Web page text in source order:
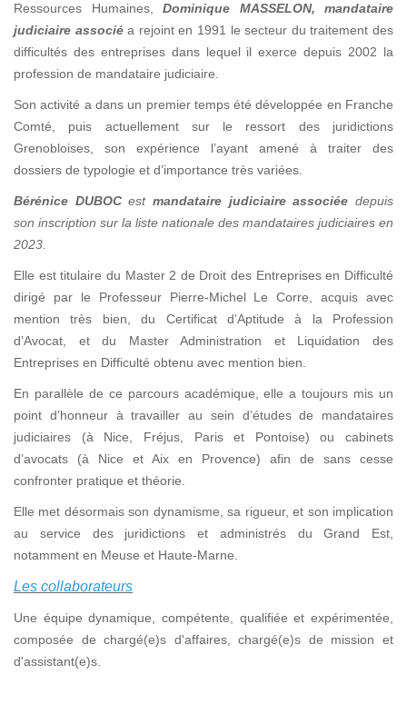
Ressources Humaines, Dominique MASSELON, mandataire
judiciaire associéa rejoint en 1991 le secteur du traitement des
difficultés des entreprises dans lequel il exerce depuis 2002 la
profession de mandataire judiciaire.
Son activité a dans un premier temps été développée en Franche
Comté, puis actuellement sur le ressort des juridictions
Grenobloises, son expérience l’ayant amené à traiter des
dossiers de typologie et d’importance très variées.
Bérénice DUBOCestmandataire judiciaire associée depuis
son inscription sur la liste nationale des mandataires judiciaires en
2023.
Elle est titulaire du Master 2 de Droit des Entreprises en Difficulté
dirigé par le Professeur Pierre-Michel Le Corre, acquis avec
mention très bien, du Certificat d’Aptitude à la Profession
d’Avocat, et du Master Administration et Liquidation des
Entreprises en Difficulté obtenu avec mention bien.
En parallèle de ce parcours académique, elle a toujours mis un
point d’honneur à travailler au sein d’études de mandataires
judiciaires (à Nice, Fréjus, Paris et Pontoise) ou cabinets
d’avocats (à Nice et Aix en Provence) afin de sans cesse
confronter pratique et théorie.
Elle met désormais son dynamisme, sa rigueur, et son implication
au service des juridictions et administrés du Grand Est,
notamment en Meuse et Haute-Marne.
Les collaborateurs
Une équipe dynamique, compétente, qualifiée et expérimentée,
composée de chargé(e)s d'affaires, chargé(e)s de mission et
d'assistant(e)s.